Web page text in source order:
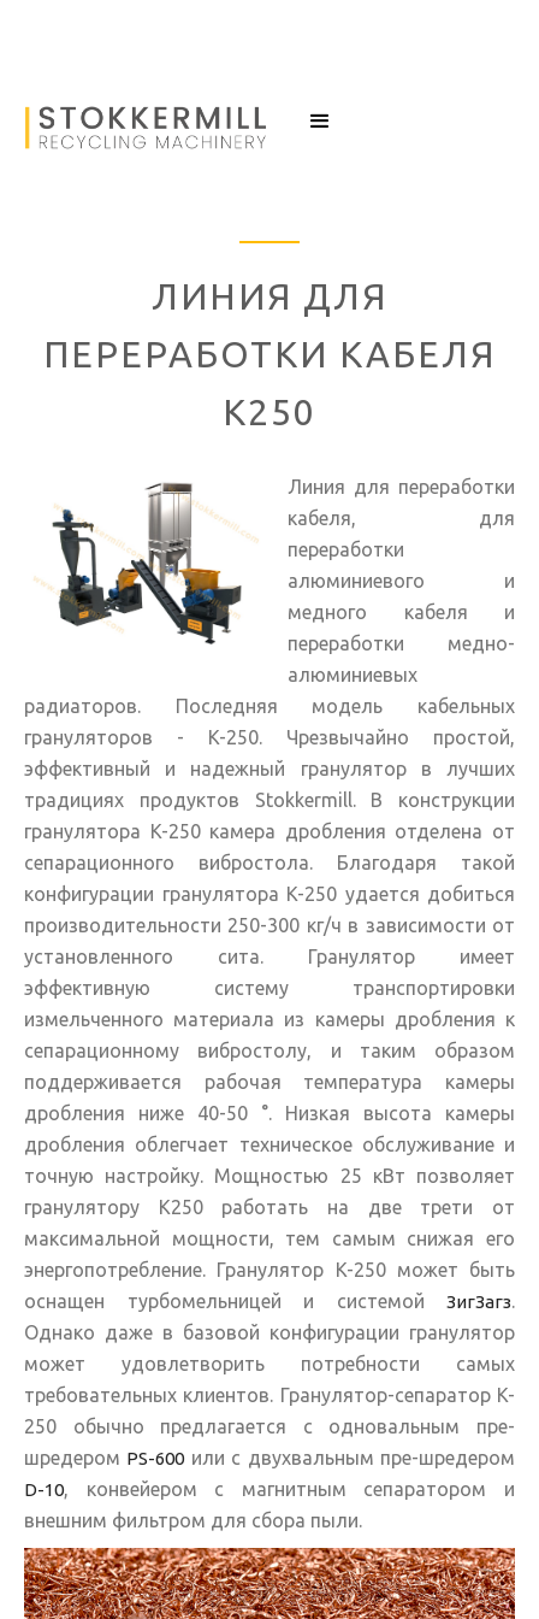
ЛИНИЯ ДЛЯ
ПЕРЕРАБОТКИ КАБЕЛЯ
K250
Линия для переработки
кабеля, для
переработки
алюминиевого и
медного кабеля и
переработки медно-
алюминиевых
радиаторов. Последняя модель кабельных
грануляторов - K-250. Чрезвычайно простой,
эффективный и надежный гранулятор в лучших
традициях продуктов Stokkermill. В конструкции
гранулятора K-250 камера дробления отделена от
сепарационного вибростола. Благодаря такой
конфигурации гранулятора K-250 удается добиться
производительности 250-300 кг/ч в зависимости от
установленного сита. Гранулятор имеет
эффективную систему транспортировки
измельченного материала из камеры дробления к
сепарационному вибростолу, и таким образом
поддерживается рабочая температура камеры
дробления ниже 40-50 °. Низкая высота камеры
дробления облегчает техническое обслуживание и
точную настройку. Мощностью 25 кВт позволяет
гранулятору K250 работать на две трети от
максимальной мощности, тем самым снижая его
энергопотребление. Гранулятор K-250 может быть
оснащен турбомельницей и системой ЗигЗагз.
Однако даже в базовой конфигурации гранулятор
может удовлетворить потребности самых
требовательных клиентов. Гранулятор-сепаратор K-
250 обычно предлагается с одновальным пре-
шредером PS-600 или с двухвальным пре-шредером
D-10, конвейером с магнитным сепаратором и
внешним фильтром для сбора пыли.